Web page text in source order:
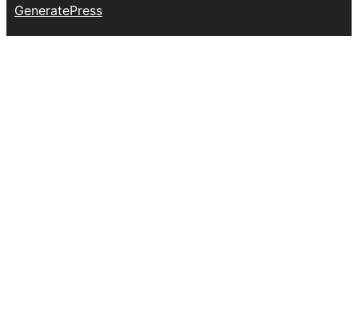
GeneratePress